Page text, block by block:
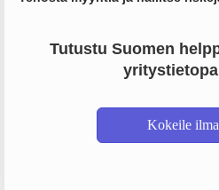
Tutustu Suomen
Kokeile